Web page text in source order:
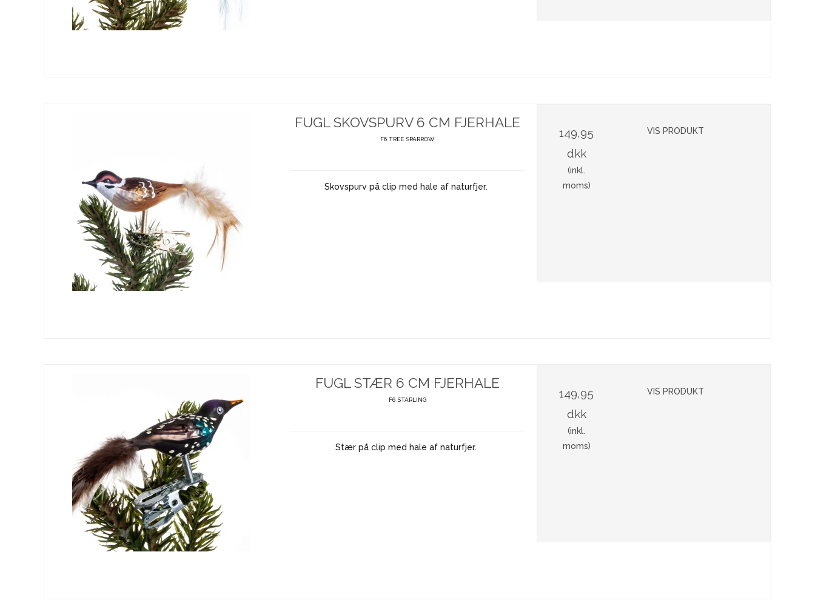
FUGL SKOVSPURV 6 CM FJERHALE
F6 TREE SPARROW
Skovspurv på clip med hale af naturfjer.
149,95
dkk
(inkl.
moms)
VIS PRODUKT
FUGL STÆR 6 CM FJERHALE
F6 STARLING
Stær på clip med hale af naturfjer.
149,95
dkk
(inkl.
moms)
VIS PRODUKT